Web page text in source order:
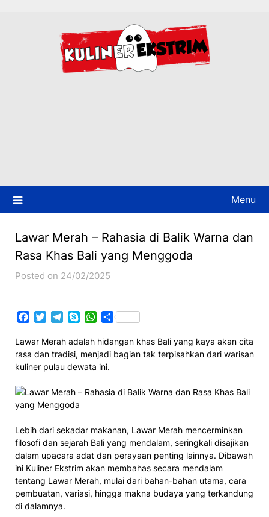
Menu
Lawar Merah – Rahasia di Balik Warna dan
Rasa Khas Bali yang Menggoda
Posted on 24/02/2025
Facebook
TwitterTelegram
SkypeWhatsApp
Share
Lawar Merah adalah hidangan khas Bali yang kaya akan cita
rasa dan tradisi, menjadi bagian tak terpisahkan dari warisan
kuliner pulau dewata ini.
Lebih dari sekadar makanan, Lawar Merah mencerminkan
filosofi dan sejarah Bali yang mendalam, seringkali disajikan
dalam upacara adat dan perayaan penting lainnya. Dibawah
ini Kuliner Ekstrim akan membahas secara mendalam
tentang Lawar Merah, mulai dari bahan-bahan utama, cara
pembuatan, variasi, hingga makna budaya yang terkandung
di dalamnya.